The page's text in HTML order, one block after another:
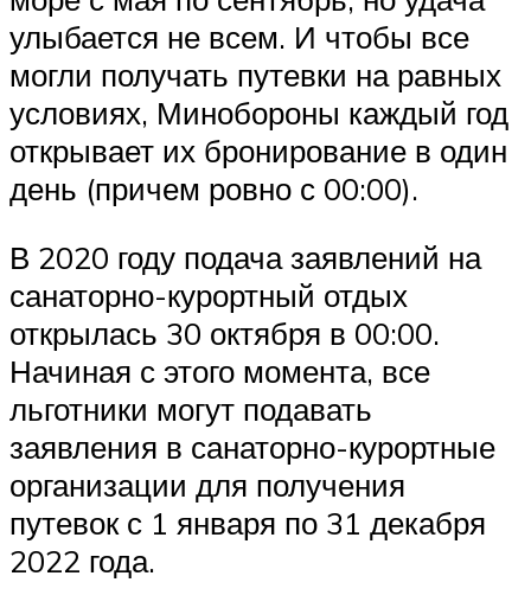
улыбается не всем. И чтобы все
могли получать путевки на равных
условиях, Минобороны каждый год
открывает их бронирование в один
день (причем ровно с 00:00).
В 2020 году подача заявлений на
санаторно-курортный отдых
открылась 30 октября в 00:00.
Начиная с этого момента, все
льготники могут подавать
заявления в санаторно-курортные
организации для получения
путевок с 1 января по 31 декабря
2022 года.